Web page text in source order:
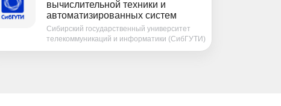
вычислительной техники и
автоматизированных систем
Сибирский государственный университет
телекоммуникаций и информатики (СибГУТИ)